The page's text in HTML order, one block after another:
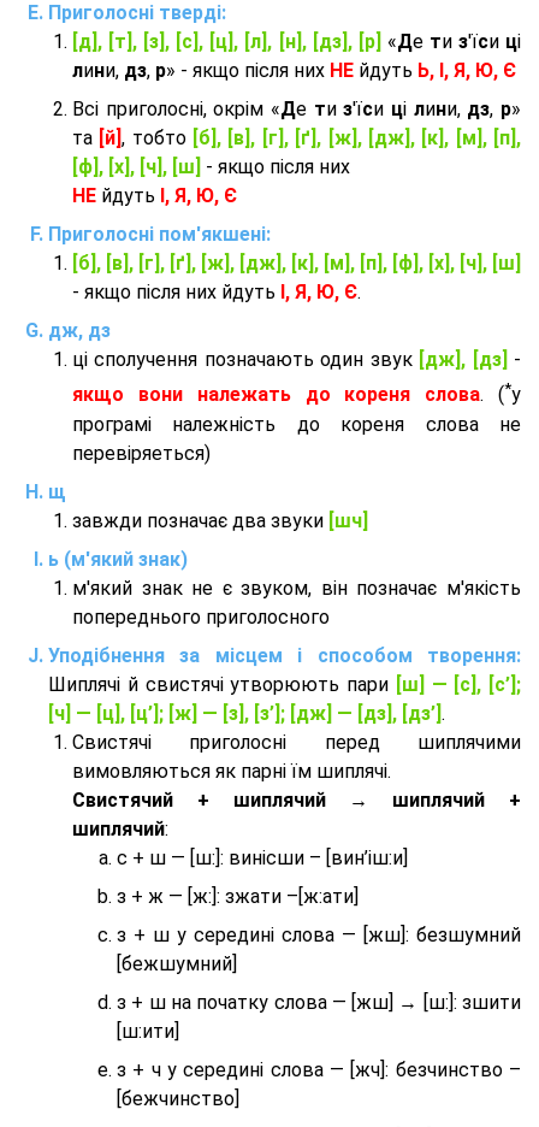
Приголосні тверді:
[д], [т], [з], [с], [ц], [л], [н], [дз], [р] «Де ти з'їси ці
лини, дз, р» - якщо після них НЕ йдуть Ь, І, Я, Ю, Є
Всі приголосні, окрім «Де тиз'їси ці лини, дз, р»
та [й], тобто [б], [в], [г], [ґ], [ж], [дж], [к], [м], [п],
[ф], [х], [ч], [ш] - якщо після них
НЕ йдуть І, Я, Ю, Є
Приголосні пом'якшені:
[б], [в], [г], [ґ], [ж], [дж], [к], [м], [п], [ф], [х], [ч], [ш]
- якщо після них йдуть І, Я, Ю, Є.
дж, дз
ці сполучення позначають один звук [дж], [дз] -
якщо вони належать до кореня слова. (*у
програмі належність до кореня слова не
перевіряеться)
щ
завжди позначає два звуки [шч]
ь (м'який знак)
м'який знак не є звуком, він позначає м'якість
попереднього приголосного
Уподібнення за місцем і способом творення:
Шиплячі й свистячі утворюють пари [ш] — [c], [с’];
[ч] — [ц], [ц’]; [ж] — [з], [з’]; [дж] — [дз], [дз’] .
Свистячі приголосні перед шиплячими
вимовляються як парні їм шиплячі.
Cвистячий + шиплячий → шиплячий +
шиплячий:
с + ш — [ш:]: винісши – [вин’іш:и]
з + ж — [ж:]: зжати –[ж:ати]
з + ш у середині слова — [жш]: безшумний
[бежшумний]
з + ш на початку слова — [жш] → [ш:]: зшити
[ш:ити]
з + ч у середині слова — [жч]: безчинство –
[бежчинство]